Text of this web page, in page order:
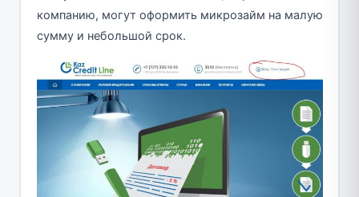
компанию, могут оформить микрозайм на малую
сумму и небольшой срок.